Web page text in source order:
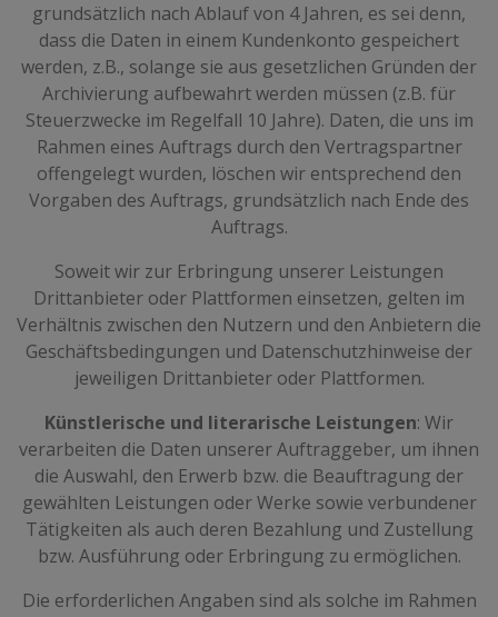
grundsätzlich nach Ablauf von 4 Jahren, es sei denn,
dass die Daten in einem Kundenkonto gespeichert
werden, z.B., solange sie aus gesetzlichen Gründen der
Archivierung aufbewahrt werden müssen (z.B. für
Steuerzwecke im Regelfall 10 Jahre). Daten, die uns im
Rahmen eines Auftrags durch den Vertragspartner
offengelegt wurden, löschen wir entsprechend den
Vorgaben des Auftrags, grundsätzlich nach Ende des
Auftrags.
Soweit wir zur Erbringung unserer Leistungen
Drittanbieter oder Plattformen einsetzen, gelten im
Verhältnis zwischen den Nutzern und den Anbietern die
Geschäftsbedingungen und Datenschutzhinweise der
jeweiligen Drittanbieter oder Plattformen.
Künstlerische und literarische Leistungen: Wir
verarbeiten die Daten unserer Auftraggeber, um ihnen
die Auswahl, den Erwerb bzw. die Beauftragung der
gewählten Leistungen oder Werke sowie verbundener
Tätigkeiten als auch deren Bezahlung und Zustellung
bzw. Ausführung oder Erbringung zu ermöglichen.
Die erforderlichen Angaben sind als solche im Rahmen